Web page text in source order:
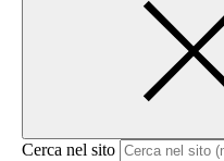
Cerca nel sito